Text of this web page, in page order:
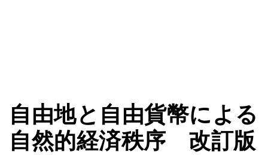
自由地と自由貨幣による
自然的経済秩序 改訂版